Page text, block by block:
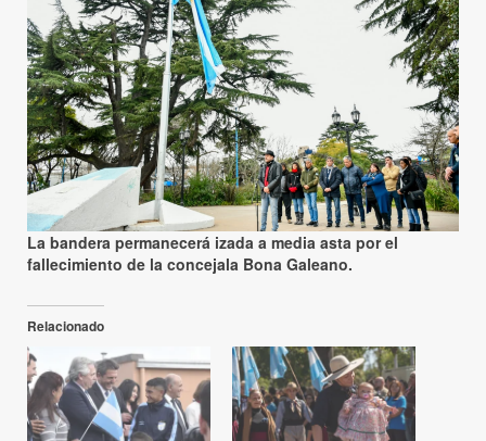
La bandera permanecerá izada a media asta por el
fallecimiento de la concejala Bona Galeano.
Relacionado